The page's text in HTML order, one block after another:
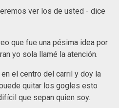
ver los de usted - dice
que fue una pésima idea por
yo sola llamé la atención.
el centro del carril y doy la
quitar los gogles esto
que sepan quien soy.